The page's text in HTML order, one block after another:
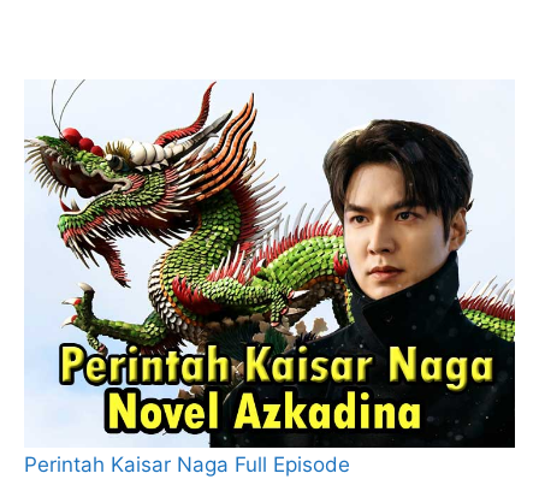
Perintah Kaisar Naga Full Episode